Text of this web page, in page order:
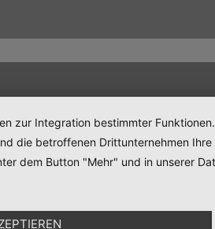
zur Integration bestimmter
die betroffenen Drittunternehmen
dem Button "Mehr" und in unserer